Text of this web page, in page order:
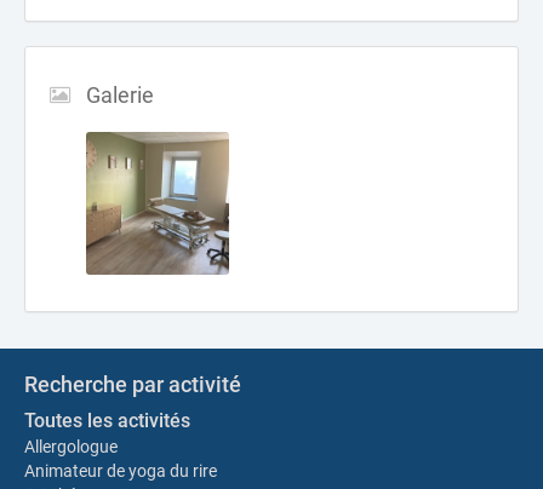
Galerie
Recherche par activité
Toutes les activités
Allergologue
Animateur de yoga du rire